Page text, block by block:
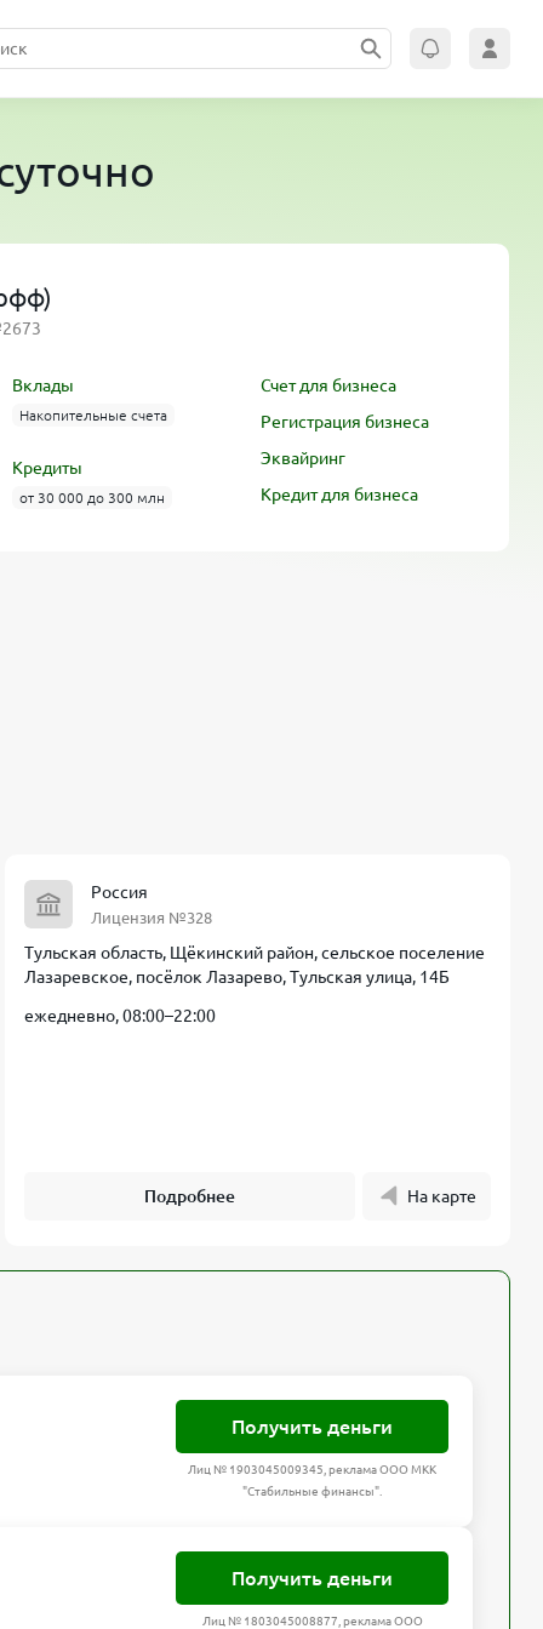
Вклады
Накопительные счета
Кредиты
от 30 000 до 300 млн
Счет для бизнеса
Регистрация бизнеса
Эквайринг
Кредит для бизнеса
Россия
Лицензия №328
Тульская область, Щёкинский район, сельское поселение
Лазаревское, посёлок Лазарево, Тульская улица, 14Б
ежедневно, 08:00–22:00
Подробнее На карте
Получить деньги
Лиц № 1903045009345, реклама ООО МКК
"Стабильные финансы".
Получить деньги
Лиц № 1803045008877, реклама ООО